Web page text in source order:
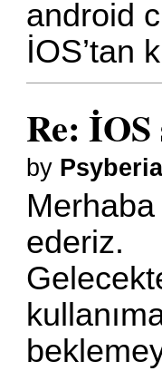
android
İOS’tan
Re:
by
ederiz.